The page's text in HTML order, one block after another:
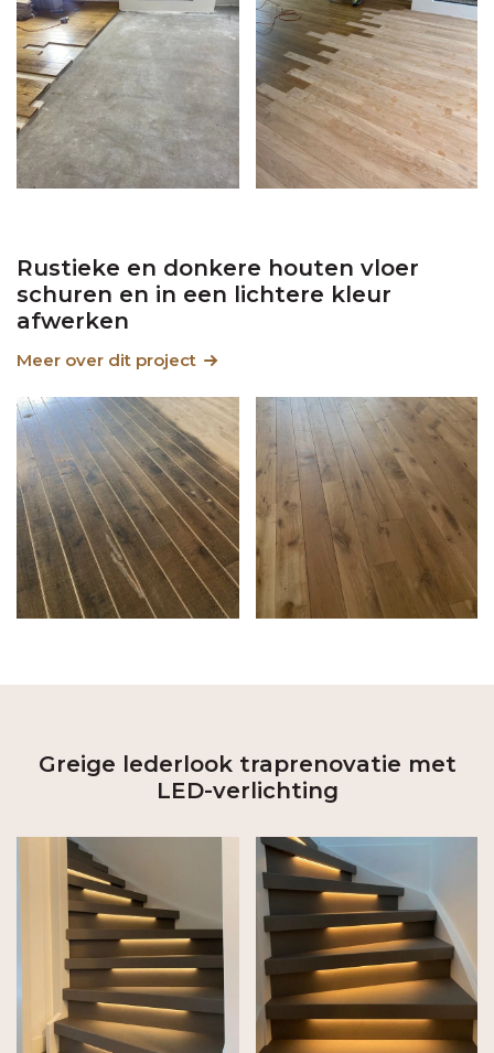
Rustieke en donkere houten vloer
schuren en in een lichtere kleur
afwerken
Meer over dit project
Greige lederlook traprenovatie met
LED-verlichting